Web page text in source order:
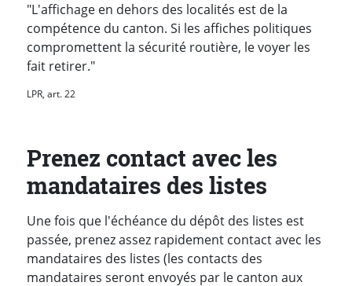
"L'affichage en dehors des localités est de la
compétence du canton. Si les affiches politiques
compromettent la sécurité routière, le voyer les
fait retirer."
LPR, art. 22
Prenez contact avec les
mandataires des listes
Une fois que l'échéance du dépôt des listes est
passée, prenez assez rapidement contact avec les
mandataires des listes (les contacts des
mandataires seront envoyés par le canton aux